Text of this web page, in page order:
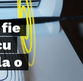
fie
o